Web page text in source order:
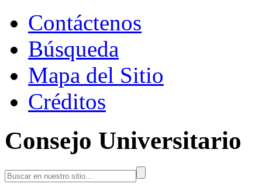
Contáctenos
Búsqueda
Mapa del Sitio
Créditos
Consejo Universitario